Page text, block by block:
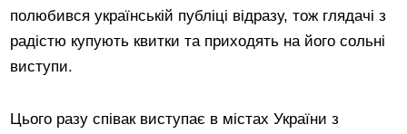
полюбився українській публіці відразу, тож глядачі з
радістю купують квитки та приходять на його сольні
виступи.
Цього разу співак виступає в містах України з